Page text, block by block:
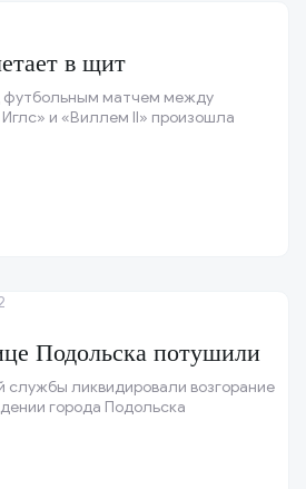
в щит
футбольным матчем между
и «Виллем II» произошла
Подольска потушили
службы ликвидировали возгорание
города Подольска